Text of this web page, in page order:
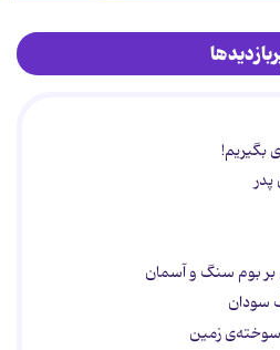
بگیریم!
بر بوم سنگ و آسمان
سودان
سوخته‌ی زمین